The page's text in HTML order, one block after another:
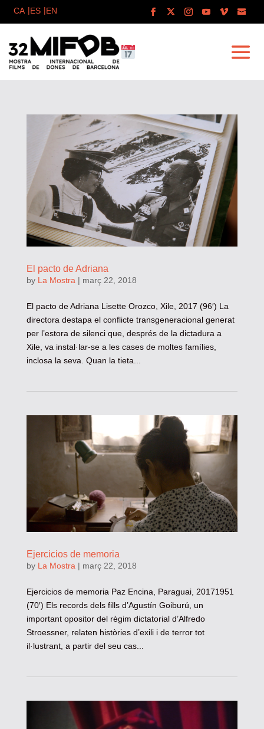
El pacto de Adriana
by La Mostra | març 22, 2018
El pacto de Adriana Lisette Orozco, Xile, 2017 (96′) La
directora destapa el conflicte transgeneracional generat
per l’estora de silenci que, després de la dictadura a
Xile, va instal·lar-se a les cases de moltes famílies,
inclosa la seva. Quan la tieta...
Ejercicios de memoria
by La Mostra | març 22, 2018
Ejercicios de memoria Paz Encina, Paraguai, 20171951
(70′) Els records dels fills d’Agustín Goiburú, un
important opositor del règim dictatorial d’Alfredo
Stroessner, relaten històries d’exili i de terror tot
il·lustrant, a partir del seu cas...